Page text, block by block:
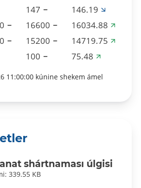
147 146.19
16600 16034.88
15200 14719.75
100 75.48
11:00:00 kúnine shekem ámel
shártnaması úlgisi
339.55 KB